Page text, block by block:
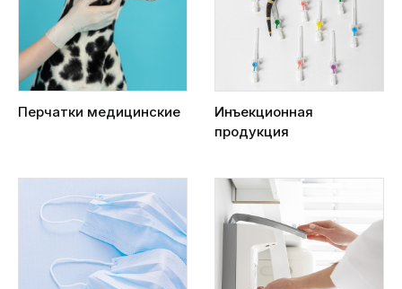
Перчатки медицинские
Инъекционная
продукция